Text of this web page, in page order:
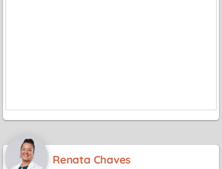
Renata Chaves